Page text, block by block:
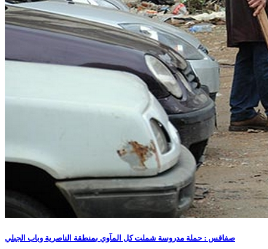
صفاقس : حملة مدروسة شملت كل المآوي بمنطقة الناصرية وباب الجبلي